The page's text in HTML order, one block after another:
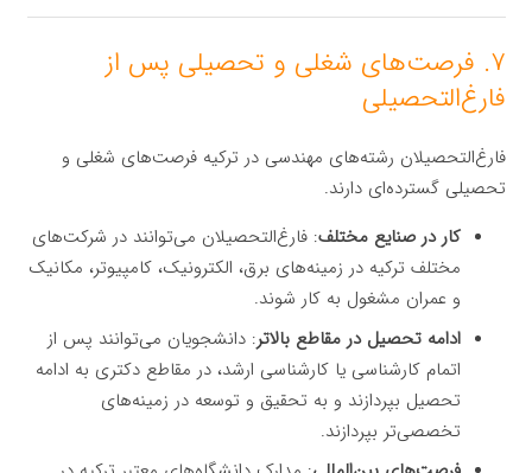
۷. فرصت‌های شغلی و تحصیلی پس از
فارغ‌التحصیلی
فارغ‌التحصیلان رشته‌های مهندسی در ترکیه فرصت‌های شغلی و
تحصیلی گسترده‌ای دارند.
کار در صنایع مختلف: فارغ‌التحصیلان می‌توانند در شرکت‌های
مختلف ترکیه در زمینه‌های برق، الکترونیک، کامپیوتر، مکانیک
و عمران مشغول به کار شوند.
ادامه تحصیل در مقاطع بالاتر: دانشجویان می‌توانند پس از
اتمام کارشناسی یا کارشناسی ارشد، در مقاطع دکتری به ادامه
تحصیل بپردازند و به تحقیق و توسعه در زمینه‌های
تخصصی‌تر بپردازند.